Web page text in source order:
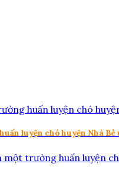
luyện chó huyện Nhà Bè
trường huấn luyện